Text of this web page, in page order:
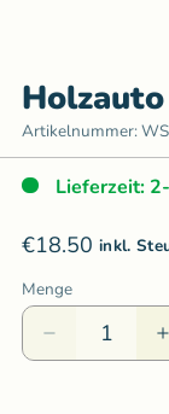
Artikelnummer:
Lieferzeit:
€18.50 inkl.
Menge